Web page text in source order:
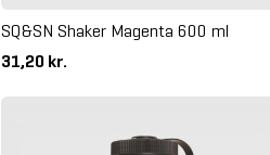
SQ&SN Shaker Magenta 600 ml
31,20 kr.